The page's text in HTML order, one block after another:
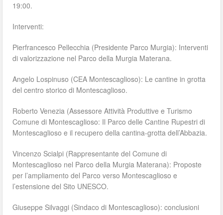
19:00.
Interventi:
Pierfrancesco Pellecchia (Presidente Parco Murgia): Interventi
di valorizzazione nel Parco della Murgia Materana.
Angelo Lospinuso (CEA Montescaglioso): Le cantine in grotta
del centro storico di Montescaglioso.
Roberto Venezia (Assessore Attività Produttive e Turismo
Comune di Montescaglioso: Il Parco delle Cantine Rupestri di
Montescaglioso e il recupero della cantina-grotta dell’Abbazia.
Vincenzo Scialpi (Rappresentante del Comune di
Montescaglioso nel Parco della Murgia Materana): Proposte
per l’ampliamento del Parco verso Montescaglioso e
l’estensione del Sito UNESCO.
Giuseppe Silvaggi (Sindaco di Montescaglioso): conclusioni